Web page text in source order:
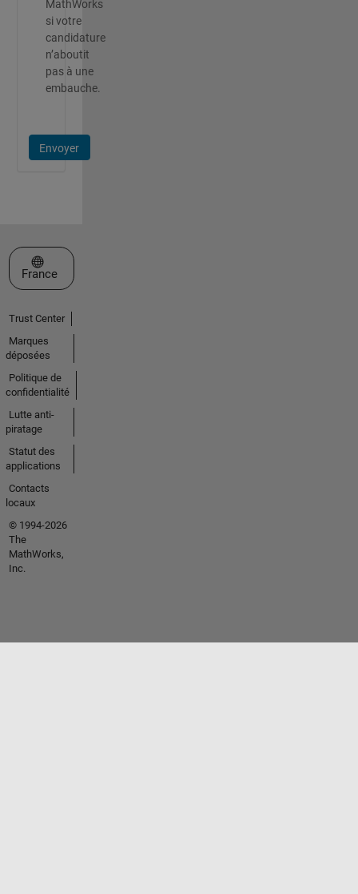
MathWorks
si votre
candidature
n’aboutit
pas à une
embauche.
Envoyer
Sélectionner un site web
France
Trust Center
Marques
déposées
Politique de
confidentialité
Lutte anti-
piratage
Statut des
applications
Contacts
locaux
© 1994-2026
The
MathWorks,
Inc.